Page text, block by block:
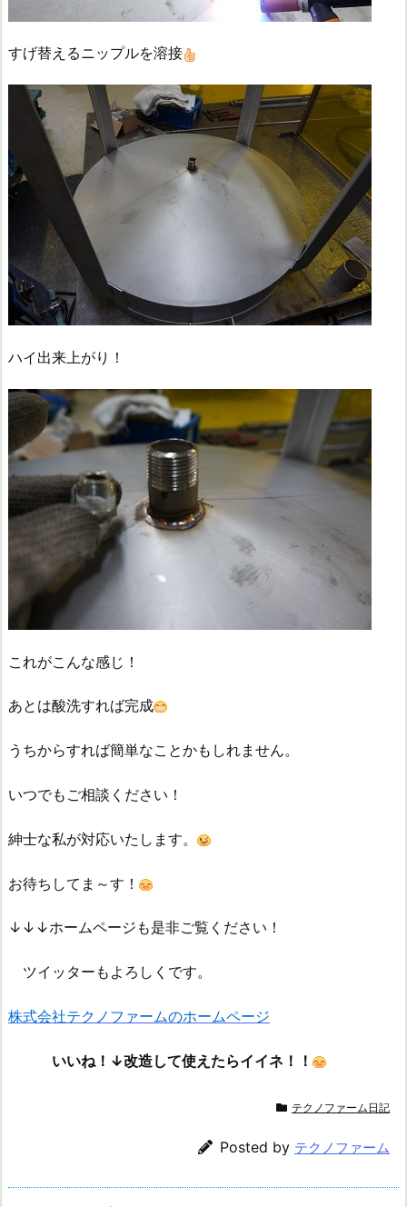
すげ替えるニップルを溶接
ハイ出来上がり！
これがこんな感じ！
あとは酸洗すれば完成
うちからすれば簡単なことかもしれません。
いつでもご相談ください！
紳士な私が対応いたします。
お待ちしてま～す！
↓↓↓ホームページも是非ご覧ください！
ツイッターもよろしくです。
株式会社テクノファームのホームページ
いいね！↓改造して使えたらイイネ！！
テクノファーム日記
Posted by テクノファーム